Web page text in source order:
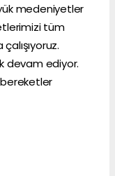
medeniyetler
tüm
devam ediyor.